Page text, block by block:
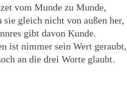
vom Munde zu Munde,
sie gleich nicht von außen her,
gibt davon Kunde.
ist nimmer sein Wert geraubt,
an die drei Worte glaubt.